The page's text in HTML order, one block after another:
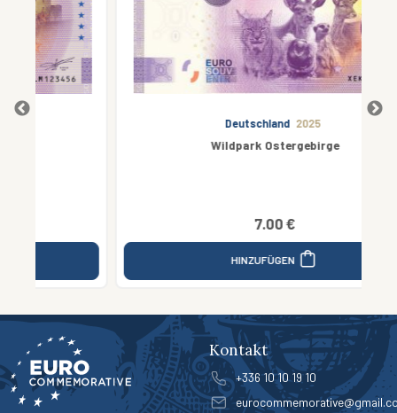
2025
Wildpark Ostergebirge
Kontakt
+336 10 10 19 10